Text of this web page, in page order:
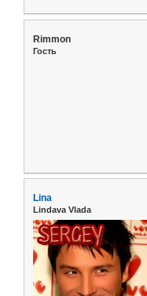
Rimmon
Гость
Lina
Lindava Vlada